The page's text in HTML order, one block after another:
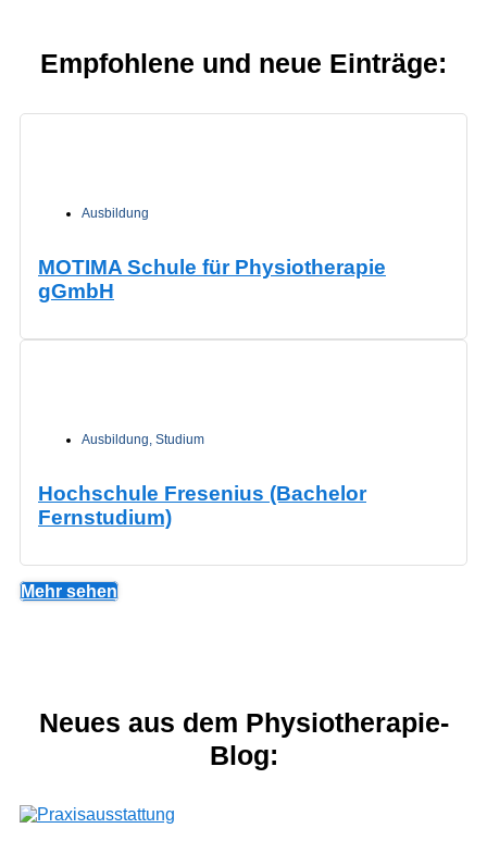
Empfohlene und neue Einträge:
Ausbildung
MOTIMA Schule für Physiotherapie
gGmbH
Ausbildung, Studium
Hochschule Fresenius (Bachelor
Fernstudium)
Mehr sehen
Neues aus dem Physiotherapie-
Blog: